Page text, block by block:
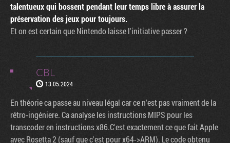
talentueux qui bossent pendant leur temps libre à assurer la
préservation des jeux pour toujours.
Et on est certain que Nintendo laisse l'initiative passer ?
CBL
13.05.2024
En théorie ca passe au niveau légal car ce n'est pas vraiment de la
rétro-ingéniere. Ca analyse les instructions MIPS pour les
transcoder en instructions x86.C'est exactement ce que fait Apple
avec Rosetta 2 (sauf que c'est pour x64->ARM). Le code obtenu